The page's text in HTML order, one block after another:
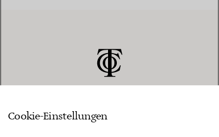
KUNDENSERVICE
Cookie-Einstellungen